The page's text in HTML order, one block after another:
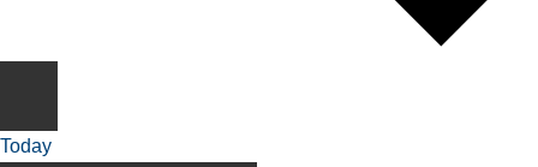
Today